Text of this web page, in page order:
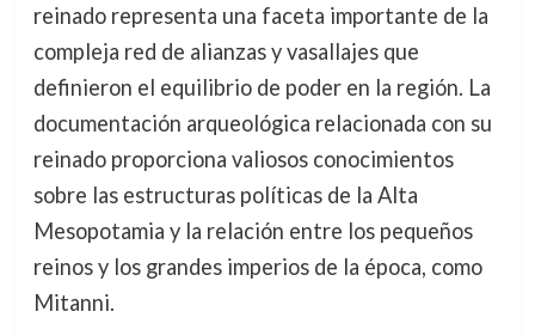
reinado representa una faceta importante de la
compleja red de alianzas y vasallajes que
definieron el equilibrio de poder en la región. La
documentación arqueológica relacionada con su
reinado proporciona valiosos conocimientos
sobre las estructuras políticas de la Alta
Mesopotamia y la relación entre los pequeños
reinos y los grandes imperios de la época, como
Mitanni.